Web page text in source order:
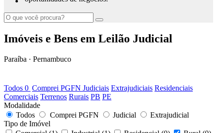
Imóveis e Bens em Leilão Judicial
Paraíba · Pernambuco
Todos 0 Comprei PGFN Judiciais Extrajudiciais Residenciais
Comerciais Terrenos Rurais PB PE
Modalidade
Todos
Comprei PGFN Judicial
Extrajudicial
Tipo de Imóvel